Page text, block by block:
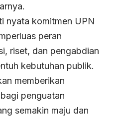
nyata komitmen UPN
peran
riset, dan pengabdian
kebutuhan publik.
memberikan
penguatan
semakin maju dan